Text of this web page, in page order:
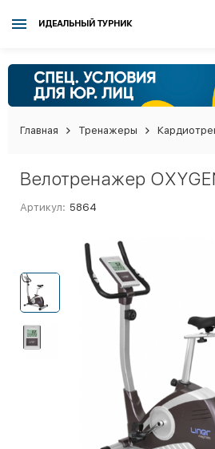
ИДЕАЛЬНЫЙ ТУРНИК
Главная Тренажеры
Велотренажер
Артикул: 5864